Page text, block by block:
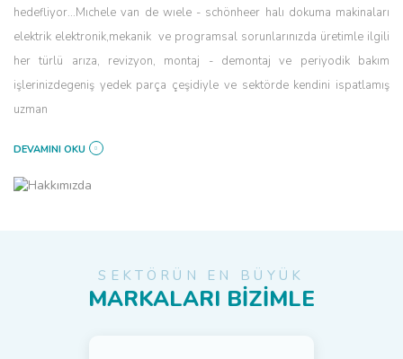
hedefliyor...Mıchele van de wıele - schönheer halı dokuma makinaları
elektrik elektronik,mekanik ve programsal sorunlarınızda üretimle ilgili
her türlü arıza, revizyon, montaj - demontaj ve periyodik bakım
işlerinizdegeniş yedek parça çeşidiyle ve sektörde kendini ispatlamış
uzman
DEVAMINI OKU
SEKTÖRÜN EN BÜYÜK
MARKALARI BİZİMLE